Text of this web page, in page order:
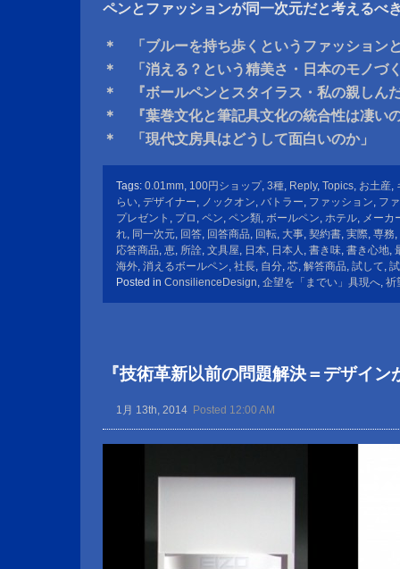
ペンとファッションが同一次元だと考えるべ
＊ 「ブルーを持ち歩くというファッション
＊ 「消える？という精美さ・日本のモノづ
＊ 『ボールペンとスタイラス・私の親しん
＊ 『葉巻文化と筆記具文化の統合性は凄い
＊ 「現代文房具はどうして面白いのか」
Tags: 0.01mm, 100円ショップ, 3種, Reply, Topics, お土産,
らい, デザイナー, ノックオン, バトラー, ファッション, フ
プレゼント , プロ , ペン, ペン類, ボールペン, ホテル, メーカ
れ, 同一次元, 回答, 回答商品, 回転, 大事, 契約書, 実際, 専務,
応答商品, 恵, 所詮, 文具屋, 日本, 日本人 , 書き味, 書き心地,
海外, 消えるボールペン, 社長, 自分, 芯, 解答商品, 試して,
Posted in ConsilienceDesign, 企望を「までい」具現へ, 祈
『技術革新以前の問題解決＝デザイン
1月 13th, 2014 Posted 12:00 AM